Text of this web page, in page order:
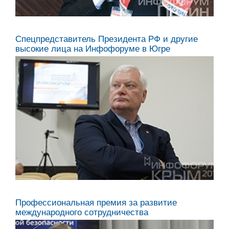
Спецпредставитель Президента РФ и другие
высокие лица на Инфофоруме в Югре
Профессиональная премия за развитие
международного сотрудничества